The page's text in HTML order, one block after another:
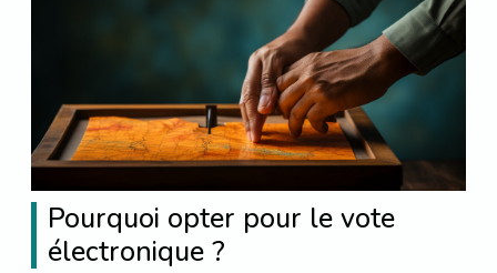
Pourquoi opter pour le vote
électronique ?